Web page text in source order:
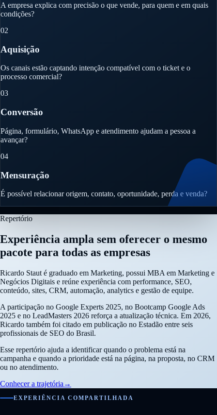
A empresa explica com precisão o que vende, para quem e em quais
condições?
02
Aquisição
Os canais estão captando intenção compatível com o ticket e o
processo comercial?
03
Conversão
Página, formulário, WhatsApp e atendimento ajudam a pessoa a
avançar?
04
Mensuração
É possível relacionar origem, contato, oportunidade, perda e venda?
Repertório
Experiência ampla sem oferecer o mesmo
pacote para todas as empresas
Ricardo Staut é graduado em Marketing, possui MBA em Marketing e
Negócios Digitais e reúne experiência com performance, SEO,
conteúdo, sites, CRM, automação, analytics e gestão de equipe.
A participação no Google Experts 2025, no Bootcamp Google Ads
2025 e no LeadMasters 2026 reforça a atualização técnica. Em 2026,
Ricardo também foi citado em publicação no Estadão entre seis
profissionais de SEO do Brasil.
Esse repertório ajuda a identificar quando o problema está na
campanha e quando a prioridade está na página, na proposta, no CRM
ou no atendimento.
Conhecer a trajetória →
EXPERIÊNCIA COMPARTILHADA